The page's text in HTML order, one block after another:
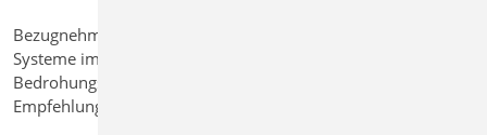
Bezugnehmend auf den Angriff auf unsere eigenen IT-
Systeme im Mai 2026 möchten wir Sie über die aktuelle
Bedrohungslage informieren und einige konkrete
Empfehlungen weitergeben.